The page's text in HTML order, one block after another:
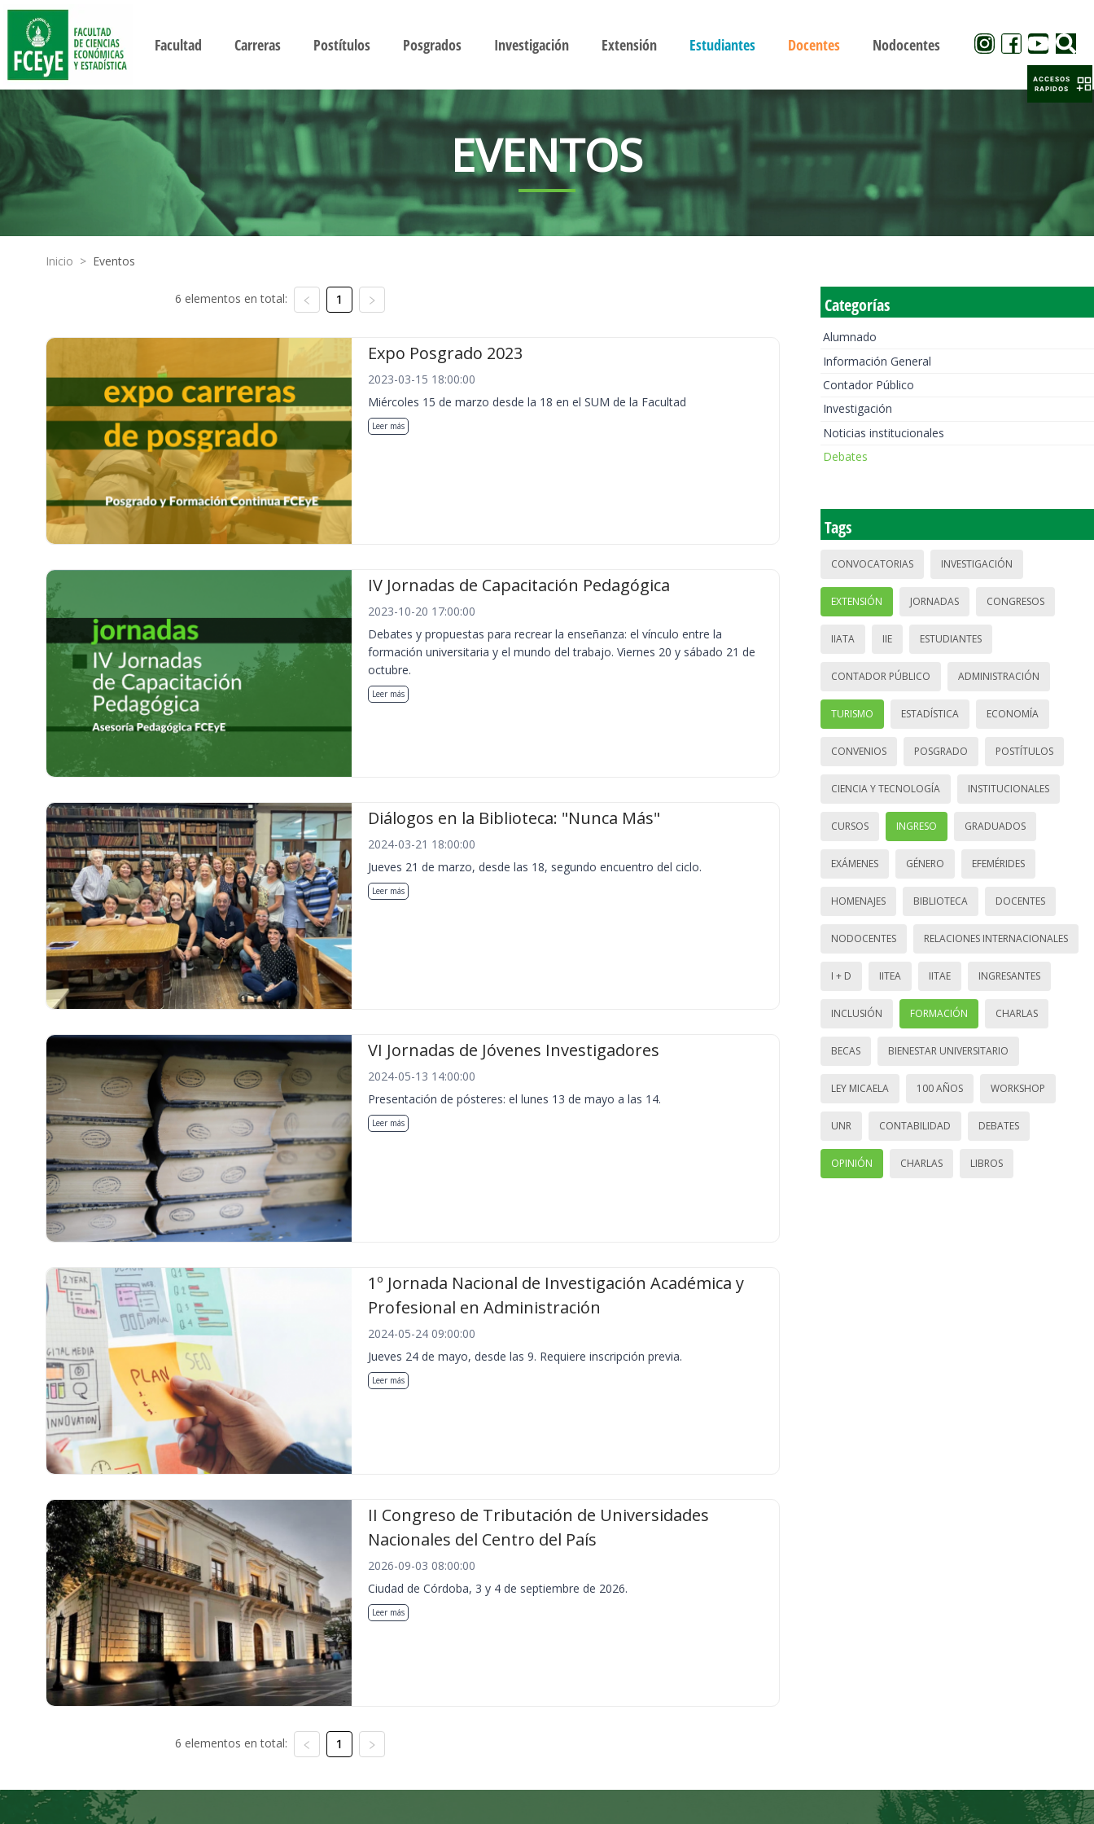
Facultad Carreras Postítulos Posgrados Investigación Extensión Estudiantes Docentes Nodocentes
EVENTOS
Inicio > Eventos
6 elementos en total: 1
Expo Posgrado 2023
2023-03-15 18:00:00
Miércoles 15 de marzo desde la 18 en el SUM de la Facultad
Leer más
IV Jornadas de Capacitación Pedagógica
2023-10-20 17:00:00
Debates y propuestas para recrear la enseñanza: el vínculo entre la
formación universitaria y el mundo del trabajo. Viernes 20 y sábado 21 de
octubre.
Leer más
Diálogos en la Biblioteca: "Nunca Más"
2024-03-21 18:00:00
Jueves 21 de marzo, desde las 18, segundo encuentro del ciclo.
Leer más
VI Jornadas de Jóvenes Investigadores
2024-05-13 14:00:00
Presentación de pósteres: el lunes 13 de mayo a las 14.
Leer más
1º Jornada Nacional de Investigación Académica y
Profesional en Administración
2024-05-24 09:00:00
Jueves 24 de mayo, desde las 9. Requiere inscripción previa.
Leer más
II Congreso de Tributación de Universidades
Nacionales del Centro del País
2026-09-03 08:00:00
Ciudad de Córdoba, 3 y 4 de septiembre de 2026.
Leer más
6 elementos en total: 1
Categorías
Alumnado
Información General
Contador Público
Investigación
Noticias institucionales
Debates
Tags
CONVOCATORIAS INVESTIGACIÓN
EXTENSIÓN JORNADAS CONGRESOS
IIATA IIE ESTUDIANTES
CONTADOR PÚBLICO ADMINISTRACIÓN
TURISMO ESTADÍSTICA ECONOMÍA
CONVENIOS POSGRADO POSTÍTULOS
CIENCIA Y TECNOLOGÍA INSTITUCIONALES
CURSOS INGRESO GRADUADOS
EXÁMENES GÉNERO EFEMÉRIDES
HOMENAJES BIBLIOTECA DOCENTES
NODOCENTES RELACIONES INTERNACIONALES
I + D IITEA IITAE INGRESANTES
INCLUSIÓN FORMACIÓN CHARLAS
BECAS BIENESTAR UNIVERSITARIO
LEY MICAELA 100 AÑOS WORKSHOP
UNR CONTABILIDAD DEBATES
OPINIÓN CHARLAS LIBROS
ACCESOS
RAPIDOS